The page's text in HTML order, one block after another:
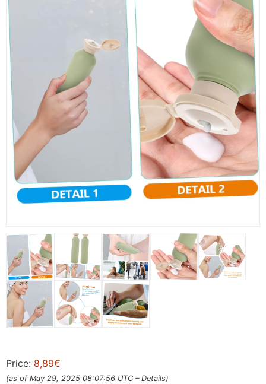
Price: 8,89€
(as of May 29, 2025 08:07:56 UTC – Details)